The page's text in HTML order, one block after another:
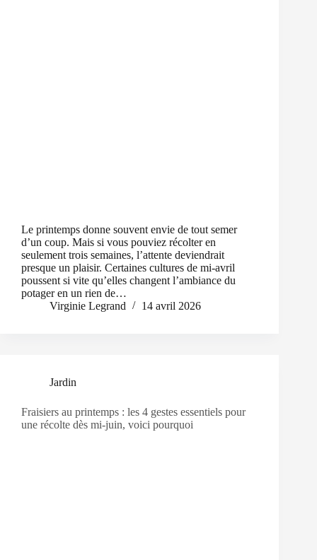
Le printemps donne souvent envie de tout semer
d’un coup. Mais si vous pouviez récolter en
seulement trois semaines, l’attente deviendrait
presque un plaisir. Certaines cultures de mi-avril
poussent si vite qu’elles changent l’ambiance du
potager en un rien de…
Virginie Legrand
14 avril 2026
Jardin
Fraisiers au printemps : les 4 gestes essentiels pour
une récolte dès mi-juin, voici pourquoi